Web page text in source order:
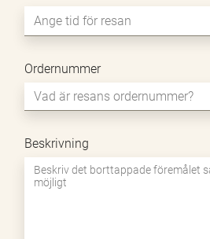
ÅÅÅÅ
Ordernummer
Beskrivning